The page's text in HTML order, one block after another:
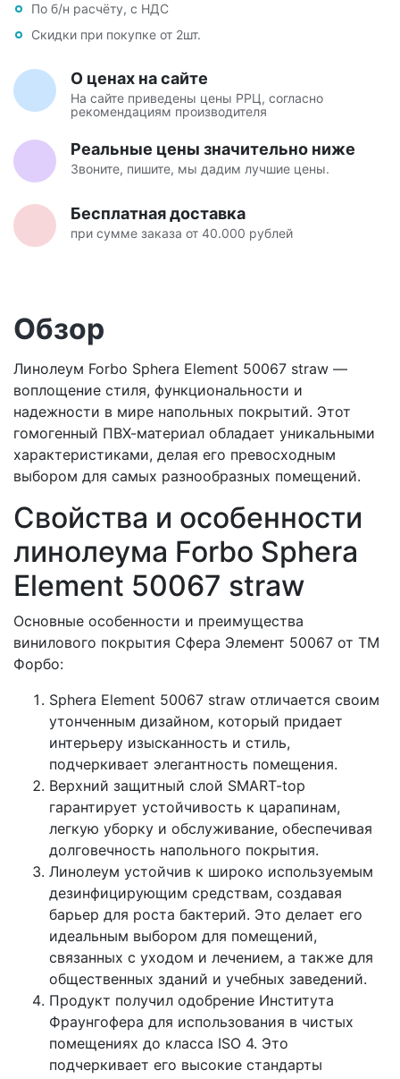
По б/н расчёту, с НДС
Скидки при покупке от 2шт.
О ценах на сайте
На сайте приведены цены РРЦ, согласно
рекомендациям производителя
Реальные цены значительно ниже
Звоните, пишите, мы дадим лучшие цены.
Бесплатная доставка
при сумме заказа от 40.000 рублей
Обзор
Линолеум Forbo Sphera Element 50067 straw —
воплощение стиля, функциональности и
надежности в мире напольных покрытий. Этот
гомогенный ПВХ-материал обладает уникальными
характеристиками, делая его превосходным
выбором для самых разнообразных помещений.
Свойства и особенности
линолеума Forbo Sphera
Element 50067 straw
Основные особенности и преимущества
винилового покрытия Сфера Элемент 50067 от ТМ
Форбо:
Sphera Element 50067 straw отличается своим
утонченным дизайном, который придает
интерьеру изысканность и стиль,
подчеркивает элегантность помещения.
Верхний защитный слой SMART-top
гарантирует устойчивость к царапинам,
легкую уборку и обслуживание, обеспечивая
долговечность напольного покрытия.
Линолеум устойчив к широко используемым
дезинфицирующим средствам, создавая
барьер для роста бактерий. Это делает его
идеальным выбором для помещений,
связанных с уходом и лечением, а также для
общественных зданий и учебных заведений.
Продукт получил одобрение Института
Фраунгофера для использования в чистых
помещениях до класса ISO 4. Это
подчеркивает его высокие стандарты